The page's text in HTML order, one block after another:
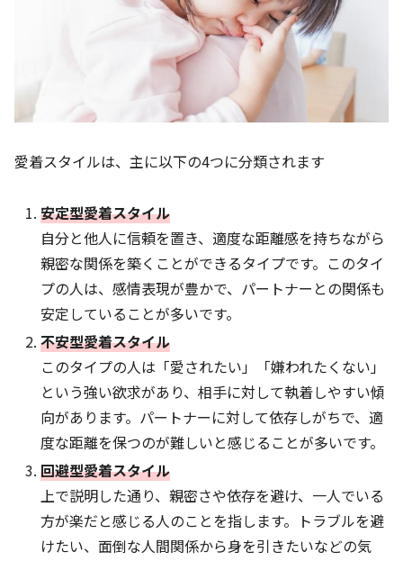
愛着スタイルは、主に以下の4つに分類されます
安定型愛着スタイル
自分と他人に信頼を置き、適度な距離感を持ちながら
親密な関係を築くことができるタイプです。このタイ
プの人は、感情表現が豊かで、パートナーとの関係も
安定していることが多いです。
不安型愛着スタイル
このタイプの人は「愛されたい」「嫌われたくない」
という強い欲求があり、相手に対して執着しやすい傾
向があります。パートナーに対して依存しがちで、適
度な距離を保つのが難しいと感じることが多いです。
回避型愛着スタイル
上で説明した通り、親密さや依存を避け、一人でいる
方が楽だと感じる人のことを指します。トラブルを避
けたい、面倒な人間関係から身を引きたいなどの気